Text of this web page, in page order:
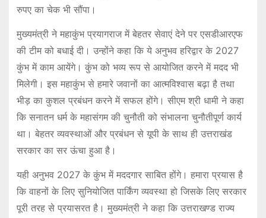
रुपए का चेक भी सौंपा।
मुख्यमंत्री ने महाकुंभ प्रयागराज में बेहतर सेवाएं देने पर एसडीआरएफ
की टीम को बधाई दी। उन्होंने कहा कि ये अनुभव हरिद्वार के 2027
कुंभ में काम आयेंगे। कुंभ को भव्य रूप से आयोजित करने में मदद भी
मिलेगी। इस महाकुंभ से हमारे जवानों का आत्मविश्वास बढ़ा है तथा
भीड़ का कुशल प्रबंधन करने में सफल होंगे। सीएम श्री धामी ने कहा
कि सनातन धर्म के महासंगम की चुनौती को संभालना चुनौतीपूर्ण कार्य
था। बेहतर व्यवस्थाओं और प्रबंधन से यूपी के साथ ही उत्तराखंड
सरकार का सर ऊंचा हुआ है।
यही अनुभव 2027 के कुंभ में मददगार साबित होंगे। हमारा प्रयास है
कि वाहनों के लिए सुनियोजित पार्किंग व्यवस्था हो जिसके लिए सरकार
पूरी तरह से प्रयासरत है। मुख्यमंत्री ने कहा कि उत्तराखण्ड राज्य